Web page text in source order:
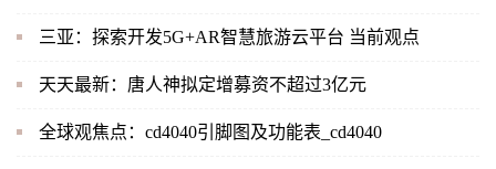
三亚：探索开发5G+AR智慧旅游云平台 当前观点
天天最新：唐人神拟定增募资不超过3亿元
全球观焦点：cd4040引脚图及功能表_cd4040